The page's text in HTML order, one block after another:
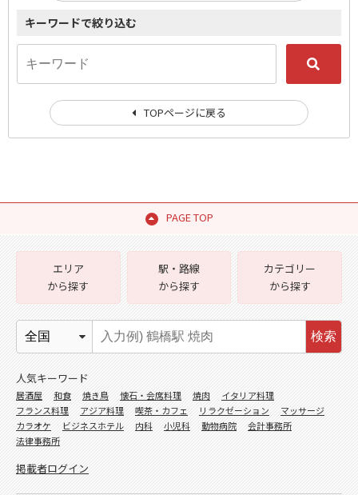
キーワードで絞り込む
TOPページに戻る
PAGE TOP
エリア
から探す
駅・路線
から探す
カテゴリー
から探す
検索
人気キーワード
居酒屋 和食 焼き鳥 懐石・会席料理 焼肉
イタリア料理
フランス料理
アジア料理 喫茶・カフェ リラクゼーション
マッサージ
カラオケ
ビジネスホテル 内科 小児科 動物病院
会計事務所
法律事務所
掲載者ログイン